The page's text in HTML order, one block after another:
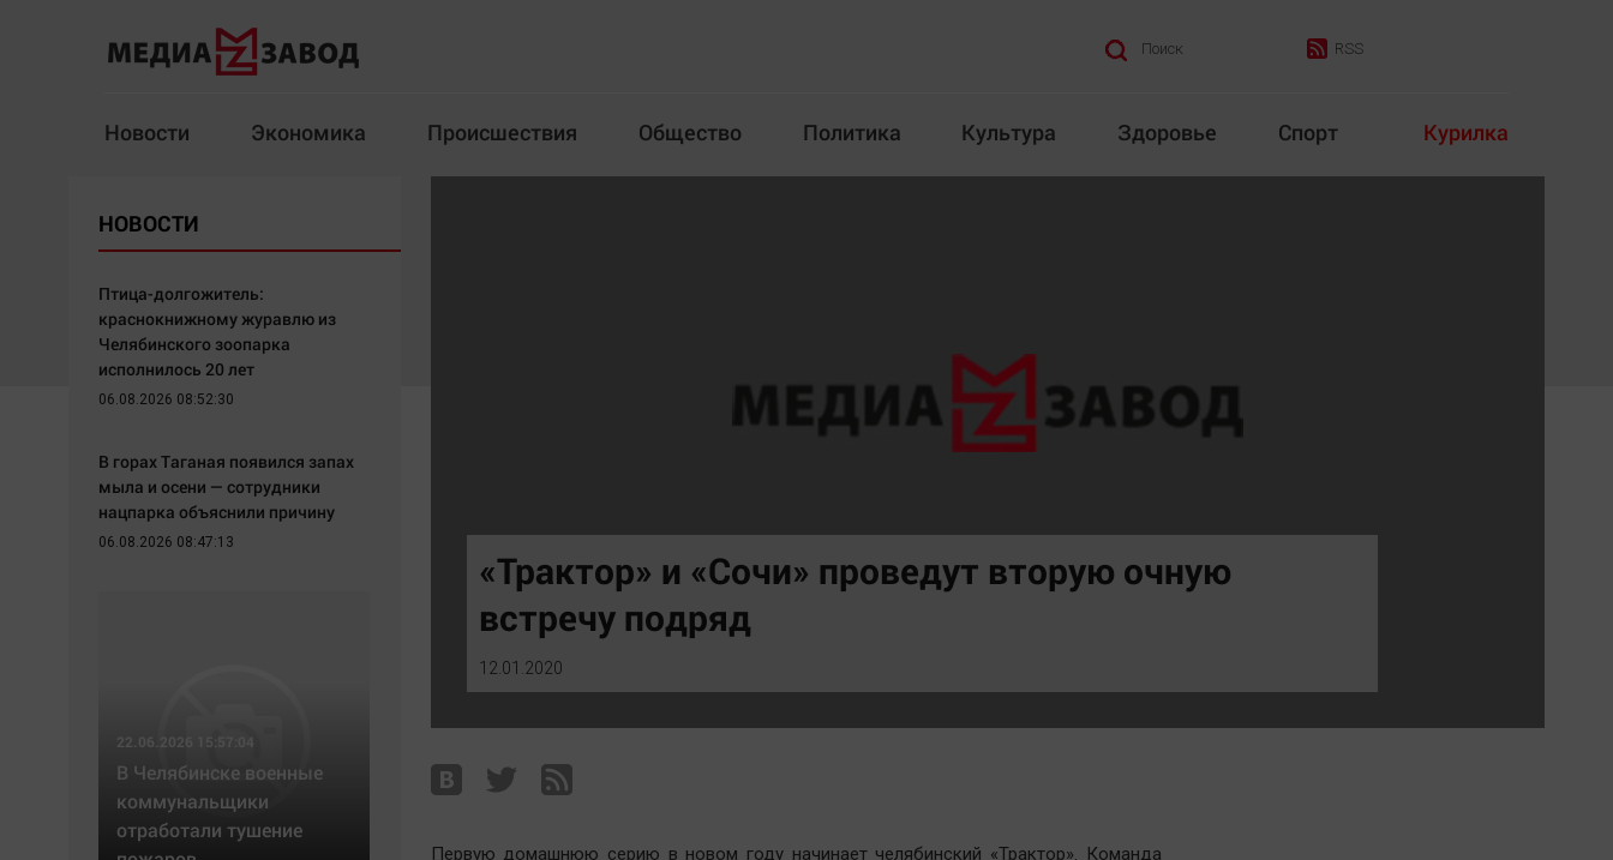
Поиск RSS
Новости Экономика Происшествия Общество Политика Культура Здоровье Спорт Курилка
Здоровье
Архив
Общество
Политика
Экономика
Технологии
Отраслевые темы
Медиаграмотность
Челябинск космический
Другие рубрики
English version
Online-консультация
Вкусное
ЖКХ
Интервью
Отдых
Светская жизнь
Тенденции
«Трактор» и «Сочи» проведут вторую очную
встречу подряд
12.01.2020
Первую домашнюю серию в новом году начинает челябинский «Трактор». Команда
НОВОСТИ
Птица-долгожитель:
краснокнижному журавлю из
Челябинского зоопарка
исполнилось 20 лет
06.08.2026 08:52:30
В горах Таганая появился запах
мыла и осени — сотрудники
нацпарка объяснили причину
06.08.2026 08:47:13
22.06.2026 15:57:04
В Челябинске военные
коммунальщики
отработали тушение